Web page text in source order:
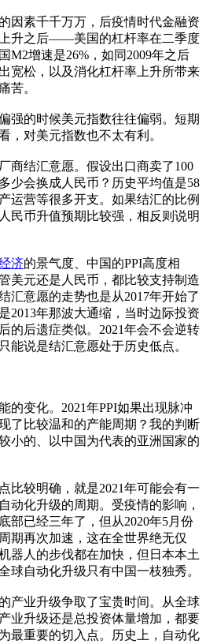
因素千千万万，后疫情时代金融资
升之后——美国的杠杆率在二季度
M2增速是26%，如同2009年之后
宽松，以及消化杠杆率上升所带来
苦。
强的时候美元指数往往偏弱。短期
，对美元指数也不太有利。
商结汇意愿。假设出口商卖了100
少会换成人民币？历史平均值是58
运营等很多开支。如果结汇的比例
民币升值预期比较强，相反则说明
济的景气度、中国的PPI高度相
美元还是人民币，都比较支持制造
汇意愿的走势也是从2017年开始了
2013年那波大通缩，当时边际投资
的后遗症类似。2021年会不会逆转
能说是结汇意愿处于历史低点。
的变化。2021年PPI如果出现脉冲
了比较温和的产能周期？我的判断
小的、以中国为代表的亚洲国家的
比较明确，就是2021年可能会有一
动化升级的周期。受疫情的影响，
部已经三年了，但从2020年5月份
期再次加速，这在全世界绝无仅
器人的步伐都在加快，但日本本土
球自动化升级只有中国一枝独秀。
产业升级争取了宝贵时间。从全球
业升级还是总投资体量增加，都要
最重要的切入点。历史上，自动化